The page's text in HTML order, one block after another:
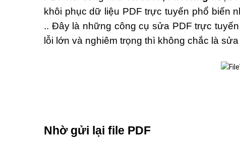
khôi phục dữ liệu PDF trực tuyến phổ biến
.. Đây là những công cụ sửa PDF trực
lỗi lớn và nghiêm trọng thì không chắc là
Nhờ gửi lại file PDF